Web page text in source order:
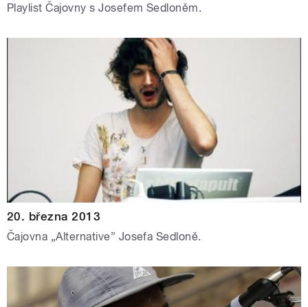
Playlist Čajovny s Josefem Sedloněm.
20. března 2013
Čajovna „Alternative” Josefa Sedloně.